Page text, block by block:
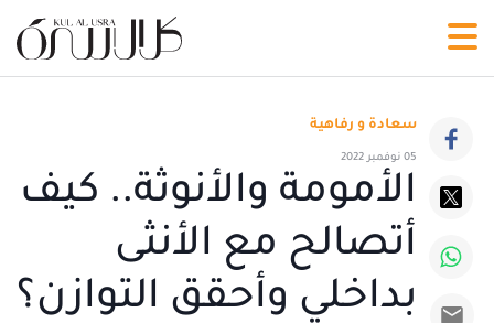
سعادة و رفاهية
05 نوفمبر 2022
الأمومة والأنوثة.. كيف
أتصالح مع الأنثى
بداخلي وأحقق التوازن؟